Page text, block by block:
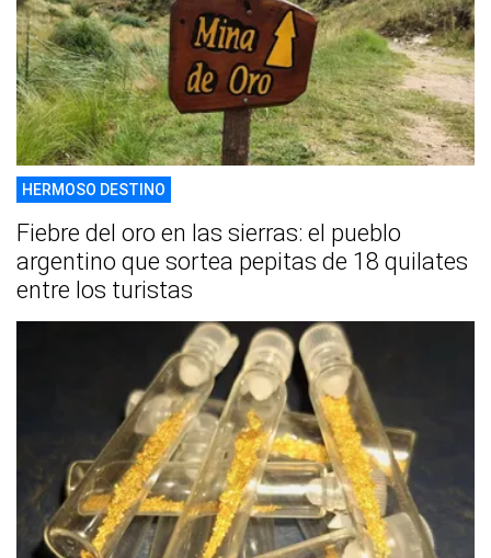
HERMOSO DESTINO
Fiebre del oro en las sierras: el pueblo
argentino que sortea pepitas de 18 quilates
entre los turistas